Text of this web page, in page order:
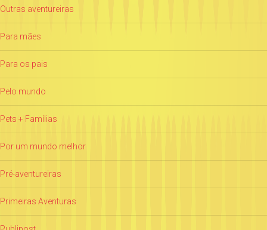
Outras aventureiras
Para mães
Para os pais
Pelo mundo
Pets + Famílias
Por um mundo melhor
Pré-aventureiras
Primeiras Aventuras